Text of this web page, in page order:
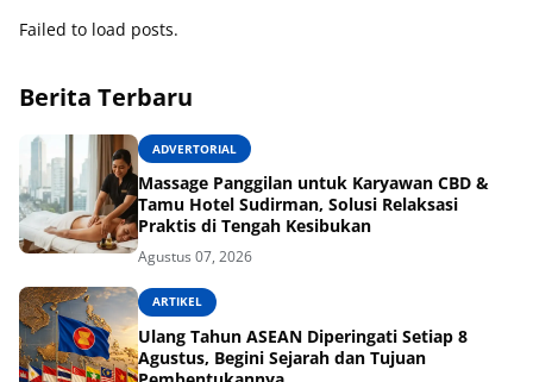
Failed to load posts.
Berita Terbaru
ADVERTORIAL
Massage Panggilan untuk Karyawan CBD &
Tamu Hotel Sudirman, Solusi Relaksasi
Praktis di Tengah Kesibukan
Agustus 07, 2026
ARTIKEL
Ulang Tahun ASEAN Diperingati Setiap 8
Agustus, Begini Sejarah dan Tujuan